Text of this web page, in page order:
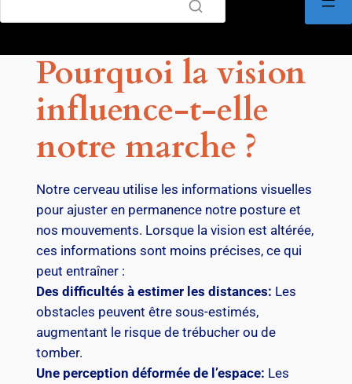
Pourquoi la vision
influence-t-elle
notre marche ?
Notre cerveau utilise les informations visuelles
pour ajuster en permanence notre posture et
nos mouvements. Lorsque la vision est altérée,
ces informations sont moins précises, ce qui
peut entraîner :
Des difficultés à estimer les distances: Les
obstacles peuvent être sous-estimés,
augmentant le risque de trébucher ou de
tomber.
Une perception déformée de l’espace: Les